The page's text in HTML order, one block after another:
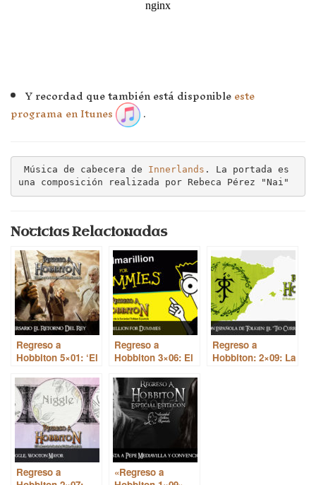
Y recordad que también está disponibleeste
programa en Itunes .
Música de cabecera de Innerlands . La portada es
una composición realizada por Rebeca Pérez "Nai"
Noticias Relacionadas
Regreso a
Hobbiton 5×01: ‘El
15º aniversario del
estreno
Regreso a
Hobbiton 3×06: El
dummies’
Regreso a
Hobbiton: 2×09: La
Regreso a
«Regreso a